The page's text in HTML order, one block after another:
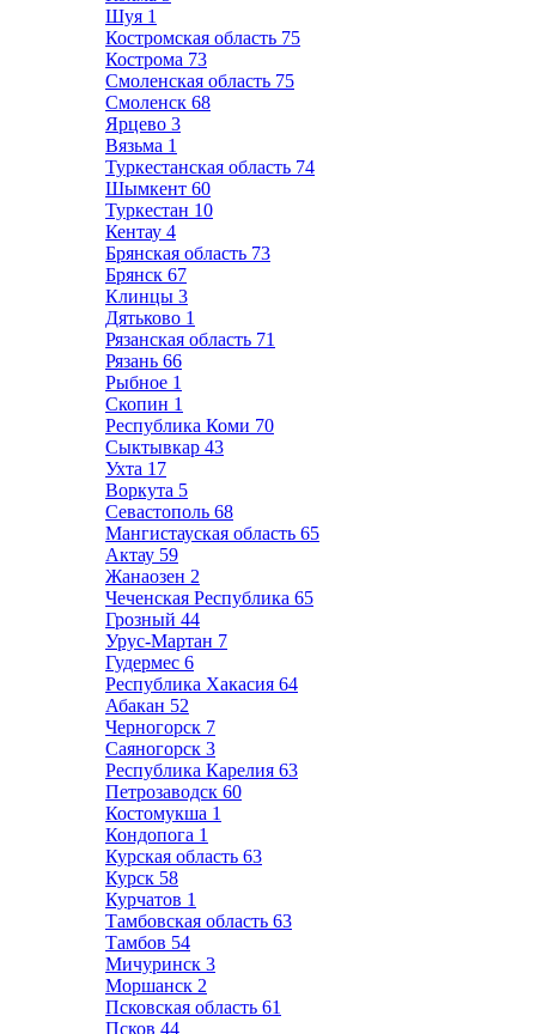
Шуя 1
Костромская область 75
Кострома 73
Смоленская область 75
Смоленск 68
Ярцево 3
Вязьма 1
Туркестанская область 74
Шымкент 60
Туркестан 10
Кентау 4
Брянская область 73
Брянск 67
Клинцы 3
Дятьково 1
Рязанская область 71
Рязань 66
Рыбное 1
Скопин 1
Республика Коми 70
Сыктывкар 43
Ухта 17
Воркута 5
Севастополь 68
Мангистауская область 65
Актау 59
Жанаозен 2
Чеченская Республика 65
Грозный 44
Урус-Мартан 7
Гудермес 6
Республика Хакасия 64
Абакан 52
Черногорск 7
Саяногорск 3
Республика Карелия 63
Петрозаводск 60
Костомукша 1
Кондопога 1
Курская область 63
Курск 58
Курчатов 1
Тамбовская область 63
Тамбов 54
Мичуринск 3
Моршанск 2
Псковская область 61
Псков 44